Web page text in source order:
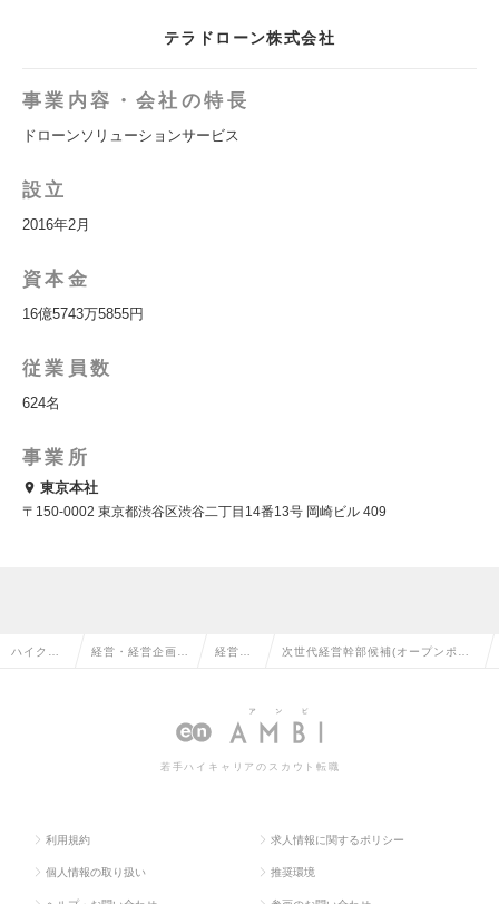
テラドローン株式会社
事業内容・会社の特長
ドローンソリューションサービス
設立
2016年2月
資本金
16億5743万5855円
従業員数
624名
事業所
東京本社
〒150-0002 東京都渋谷区渋谷二丁目14番13号 岡崎ビル 409
ハイクラ 経営・経営企画・ 経営企 次世代経営幹部候補(オープンポジ
報
若手ハイキャリアのスカウト転職
利用規約 求人情報に関するポリシー
個人情報の取り扱い 推奨環境